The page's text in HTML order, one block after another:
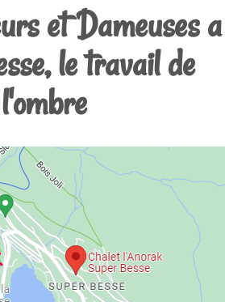
et Dameuses a
le travail de
l'ombre